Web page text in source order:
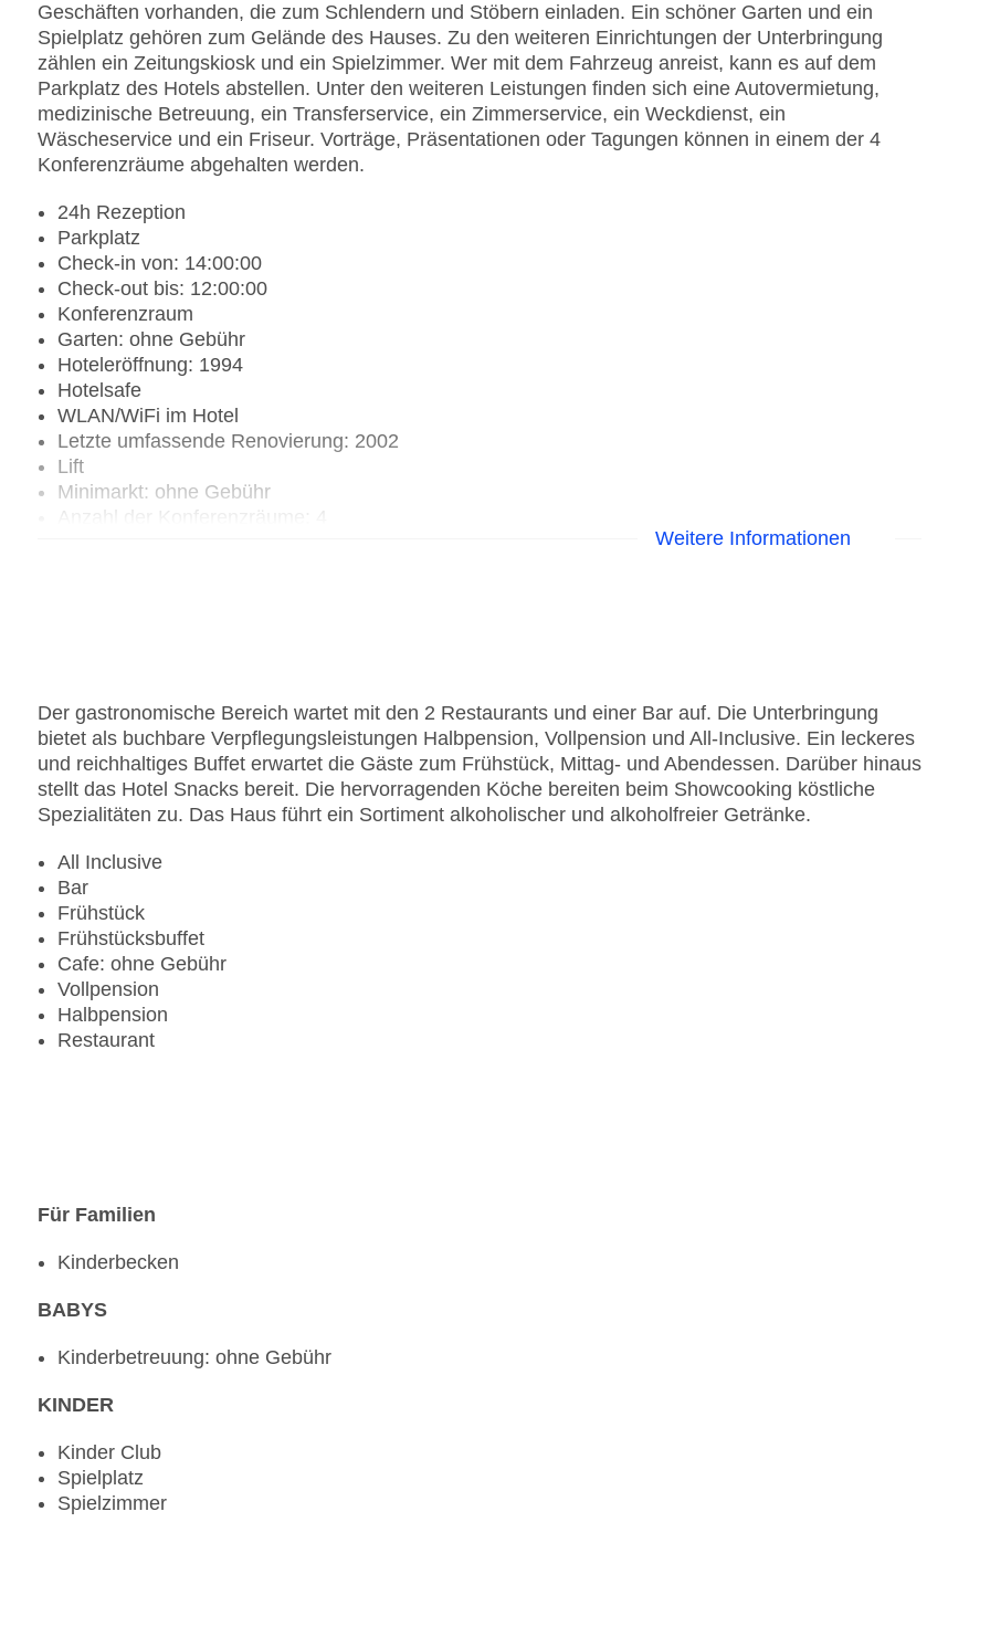
Geschäften vorhanden, die zum Schlendern und Stöbern einladen. Ein schöner Garten und ein
Spielplatz gehören zum Gelände des Hauses. Zu den weiteren Einrichtungen der Unterbringung
zählen ein Zeitungskiosk und ein Spielzimmer. Wer mit dem Fahrzeug anreist, kann es auf dem
Parkplatz des Hotels abstellen. Unter den weiteren Leistungen finden sich eine Autovermietung,
medizinische Betreuung, ein Transferservice, ein Zimmerservice, ein Weckdienst, ein
Wäscheservice und ein Friseur. Vorträge, Präsentationen oder Tagungen können in einem der 4
Konferenzräume abgehalten werden.
24h Rezeption
Parkplatz
Check-in von: 14:00:00
Check-out bis: 12:00:00
Konferenzraum
Garten: ohne Gebühr
Hoteleröffnung: 1994
Hotelsafe
WLAN/WiFi im Hotel
Letzte umfassende Renovierung: 2002
Lift
Minimarkt: ohne Gebühr
Anzahl der Konferenzräume: 4
Landeskategorie: 4 Sterne
Weitere Informationen
Der gastronomische Bereich wartet mit den 2 Restaurants und einer Bar auf. Die Unterbringung
bietet als buchbare Verpflegungsleistungen Halbpension, Vollpension und All-Inclusive. Ein leckeres
und reichhaltiges Buffet erwartet die Gäste zum Frühstück, Mittag- und Abendessen. Darüber hinaus
stellt das Hotel Snacks bereit. Die hervorragenden Köche bereiten beim Showcooking köstliche
Spezialitäten zu. Das Haus führt ein Sortiment alkoholischer und alkoholfreier Getränke.
All Inclusive
Bar
Frühstück
Frühstücksbuffet
Cafe: ohne Gebühr
Vollpension
Halbpension
Restaurant
Für Familien
Kinderbecken
BABYS
Kinderbetreuung: ohne Gebühr
KINDER
Kinder Club
Spielplatz
Spielzimmer